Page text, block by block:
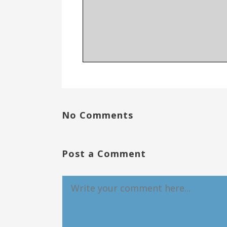
No Comments
Post a Comment